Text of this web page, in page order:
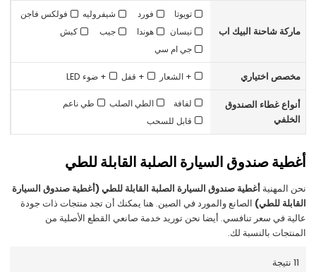
ماركة شاحنة البيك اب
تويوتا فورد شيفروليه
فولكس فاجن
نيسان
هوندا جيب
كبش
جي ام سي
مخصص اختياري + الشعار + قفل + ضوء LED
أنواع غطاء الصندوق
الخلفي
لفافة الطي الصلب
طي ناعم
قابل للسحب
أغطية صندوق السيارة الصلبة القابلة للطي
نحن المهنيةأغطية صندوق السيارة الصلبة القابلة للطي (أغطية صندوق السيارة
القابلة للطي) الصانع والمورد في الصين. هنا يمكنك أن تجد منتجات ذات جودة
عالية في سعر تنافسي. أيضا نحن توريد خدمة صانعي القطع الأصلية من
المنتجات بالنسبة لك.
11 نتيجة